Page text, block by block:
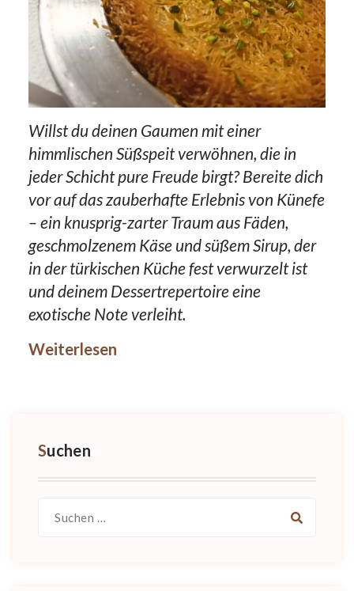
Willst du deinen Gaumen mit einer
himmlischen Süßspeit verwöhnen, die in
jeder Schicht pure Freude birgt? Bereite dich
vor auf das zauberhafte Erlebnis von Künefe
– ein knusprig-zarter Traum aus Fäden,
geschmolzenem Käse und süßem Sirup, der
in der türkischen Küche fest verwurzelt ist
und deinem Dessertrepertoire eine
exotische Note verleiht.
Weiterlesen
Suchen
nach: